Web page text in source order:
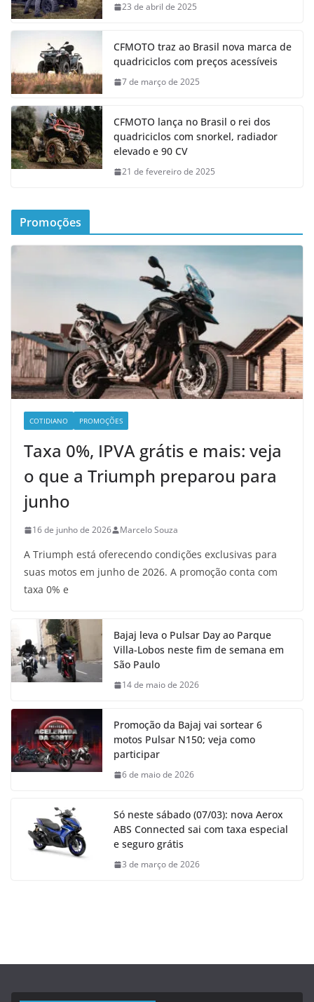
23 de abril de 2025
CFMOTO traz ao Brasil nova marca de
quadriciclos com preços acessíveis
7 de março de 2025
CFMOTO lança no Brasil o rei dos
quadriciclos com snorkel, radiador
elevado e 90 CV
21 de fevereiro de 2025
Promoções
COTIDIANO PROMOÇÕES
Taxa 0%, IPVA grátis e mais: veja
o que a Triumph preparou para
junho
16 de junho de 2026 Marcelo Souza
A Triumph está oferecendo condições exclusivas para
suas motos em junho de 2026. A promoção conta com
taxa 0% e
Bajaj leva o Pulsar Day ao Parque
Villa-Lobos neste fim de semana em
São Paulo
14 de maio de 2026
Promoção da Bajaj vai sortear 6
motos Pulsar N150; veja como
participar
6 de maio de 2026
Só neste sábado (07/03): nova Aerox
ABS Connected sai com taxa especial
e seguro grátis
3 de março de 2026